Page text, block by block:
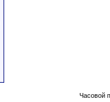
Часовой